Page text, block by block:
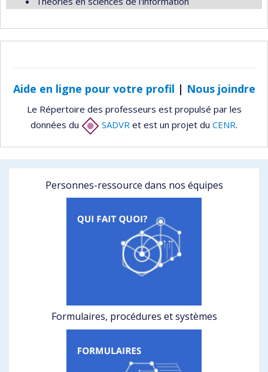
Aide en ligne pour votre profil | Nous joindre
Le Répertoire des professeurs est propulsé par les
données du
SADVR et est un projet du CENR.
Personnes-ressource dans nos équipes
Formulaires, procédures et systèmes